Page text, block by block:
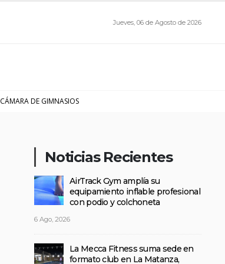
Jueves, 06 de Agosto de 2026
CÁMARA DE GIMNASIOS
Noticias Recientes
AirTrack Gym amplía su
equipamiento inflable profesional
con podio y colchoneta
6 Ago, 2026
La Mecca Fitness suma sede en
formato club en La Matanza,